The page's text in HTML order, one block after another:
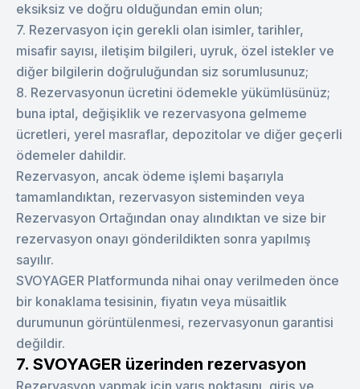
eksiksiz ve doğru olduğundan emin olun;
7. Rezervasyon için gerekli olan isimler, tarihler,
misafir sayısı, iletişim bilgileri, uyruk, özel istekler ve
diğer bilgilerin doğruluğundan siz sorumlusunuz;
8. Rezervasyonun ücretini ödemekle yükümlüsünüz;
buna iptal, değişiklik ve rezervasyona gelmeme
ücretleri, yerel masraflar, depozitolar ve diğer geçerli
ödemeler dahildir.
Rezervasyon, ancak ödeme işlemi başarıyla
tamamlandıktan, rezervasyon sisteminden veya
Rezervasyon Ortağından onay alındıktan ve size bir
rezervasyon onayı gönderildikten sonra yapılmış
sayılır.
SVOYAGER Platformunda nihai onay verilmeden önce
bir konaklama tesisinin, fiyatın veya müsaitlik
durumunun görüntülenmesi, rezervasyonun garantisi
değildir.
7. SVOYAGER üzerinden rezervasyon
Rezervasyon yapmak için varış noktasını, giriş ve